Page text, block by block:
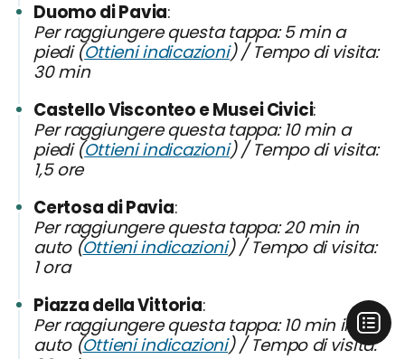
Duomo di Pavia
Per raggiungere questa tappa: 5 min a
piedi (Ottieni indicazioni) / Tempo di visita:
30 min
Castello Visconteo e Musei Civici
Per raggiungere questa tappa: 10 min a
piedi (Ottieni indicazioni) / Tempo di visita:
1,5 ore
Certosa di Pavia
Per raggiungere questa tappa: 20 min in
auto (Ottieni indicazioni) / Tempo di visita:
1 ora
Piazza della Vittoria
Per raggiungere questa tappa: 10 min in
auto (Ottieni indicazioni) / Tempo di visita: